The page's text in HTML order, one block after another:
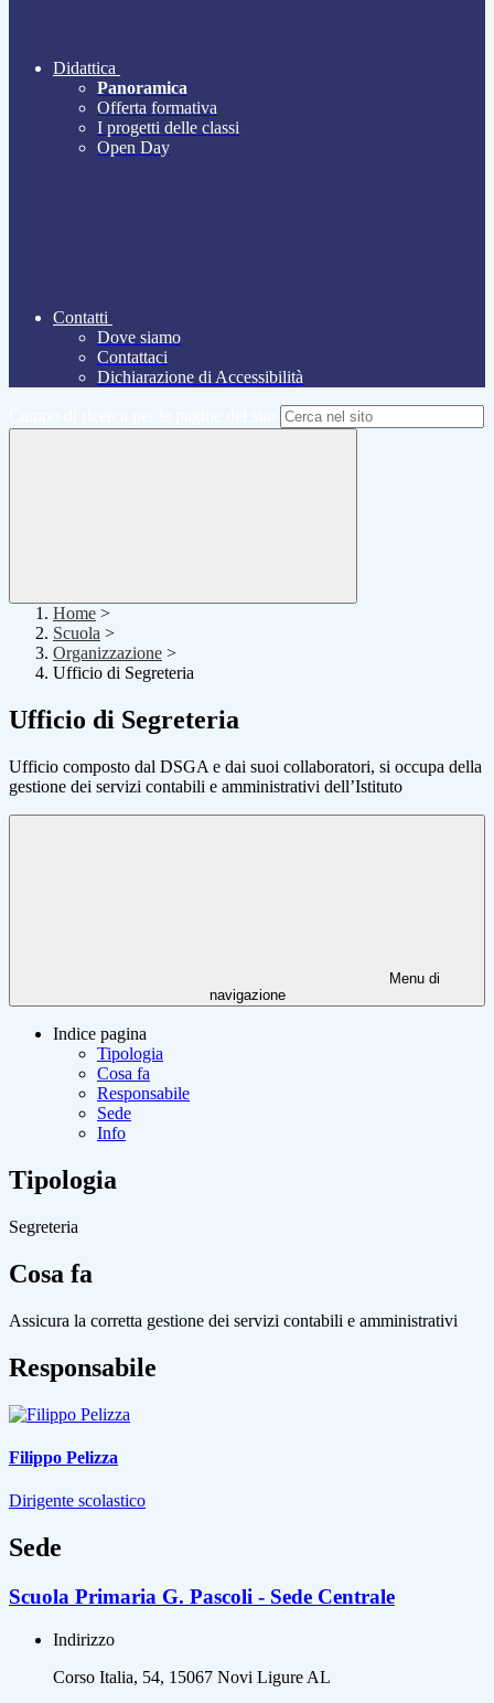
Didattica
Panoramica
Offerta formativa
I progetti delle classi
Open Day
Contatti
Dove siamo
Contattaci
Dichiarazione di Accessibilità
Home >
Scuola >
Organizzazione >
Ufficio di Segreteria
Ufficio di Segreteria
Ufficio composto dal DSGA e dai suoi collaboratori, si occupa della
gestione dei servizi contabili e amministrativi dell’Istituto
Menu di
navigazione
Indice pagina
Tipologia
Cosa fa
Responsabile
Sede
Info
Tipologia
Segreteria
Cosa fa
Assicura la corretta gestione dei servizi contabili e amministrativi
Responsabile
Filippo Pelizza
Dirigente scolastico
Sede
Scuola Primaria G. Pascoli - Sede Centrale
Indirizzo
Corso Italia, 54, 15067 Novi Ligure AL